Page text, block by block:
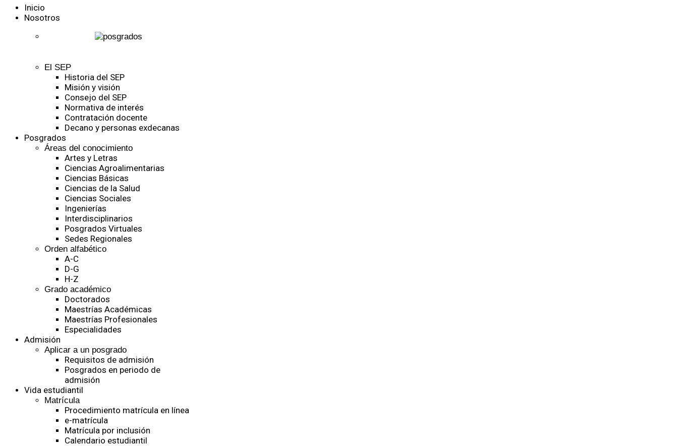
Inicio
Nosotros
El SEP
Historia del SEP
Misión y visión
Consejo del SEP
Normativa de interés
Contratación docente
Decano y personas exdecanas
Posgrados
Áreas del conocimiento
Artes y Letras
Ciencias Agroalimentarias
Ciencias Básicas
Ciencias de la Salud
Ciencias Sociales
Ingenierías
Interdisciplinarios
Posgrados Virtuales
Sedes Regionales
Orden alfabético
A-C
D-G
H-Z
Grado académico
Doctorados
Maestrías Académicas
Maestrías Profesionales
Especialidades
Admisión
Aplicar a un posgrado
Requisitos de admisión
Posgrados en periodo de
admisión
Vida estudiantil
Matrícula
Procedimiento matrícula en línea
e-matrícula
Matrícula por inclusión
Calendario estudiantil